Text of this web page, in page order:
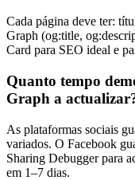
Cada página deve ter:
Graph (og:title,
Card para SEO ideal e
Quanto tempo
Graph a
As plataformas sociais
variados. O Facebook
Sharing Debugger para
em 1–7 dias.